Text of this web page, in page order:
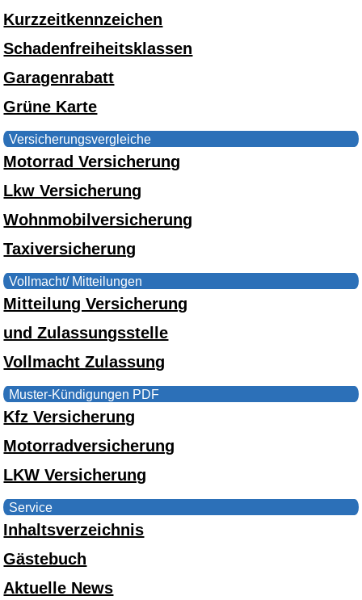
Kurzzeitkennzeichen
Schadenfreiheitsklassen
Garagenrabatt
Grüne Karte
Versicherungsvergleiche
Motorrad Versicherung
Lkw Versicherung
Wohnmobilversicherung
Taxiversicherung
Vollmacht/ Mitteilungen
Mitteilung Versicherung
und Zulassungsstelle
Vollmacht Zulassung
Muster-Kündigungen PDF
Kfz Versicherung
Motorradversicherung
LKW Versicherung
Service
Inhaltsverzeichnis
Gästebuch
Aktuelle News